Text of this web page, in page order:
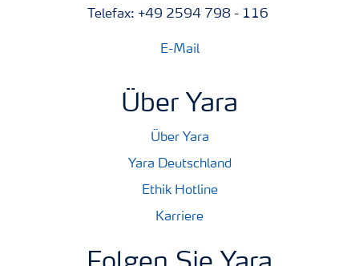
Telefax: +49 2594 798 - 116
E-Mail
Über Yara
Über Yara
Yara Deutschland
Ethik Hotline
Karriere